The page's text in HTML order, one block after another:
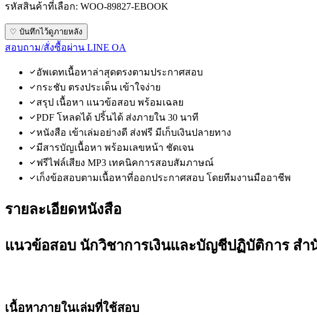
รหัสสินค้าที่เลือก: WOO-89827-EBOOK
♡ บันทึกไว้ดูภายหลัง
สอบถาม/สั่งซื้อผ่าน LINE OA
อัพเดทเนื้อหาล่าสุดตรงตามประกาศสอบ
กระชับ ตรงประเด็น เข้าใจง่าย
สรุป เนื้อหา แนวข้อสอบ พร้อมเฉลย
PDF โหลดได้ ปริ้นได้ ส่งภายใน 30 นาที
หนังสือ เข้าเล่มอย่างดี ส่งฟรี มีเก็บเงินปลายทาง
มีสารบัญเนื้อหา พร้อมเลขหน้า ชัดเจน
ฟรีไฟล์เสียง MP3 เทคนิคการสอบสัมภาษณ์
เก็งข้อสอบตามเนื้อหาที่ออกประกาศสอบ โดยทีมงานมืออาชีพ
รายละเอียดหนังสือ
แนวข้อสอบ นักวิชาการเงินและบัญชีปฏิบัติการ ส
เนื้อหาภายในเล่มที่ใช้สอบ